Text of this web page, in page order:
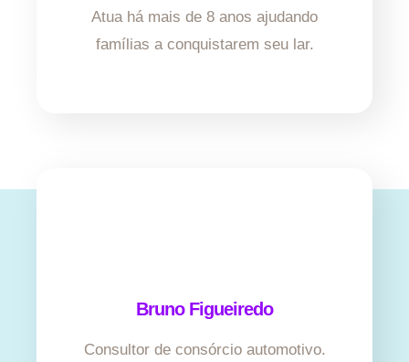
Atua há mais de 8 anos ajudando
famílias a conquistarem seu lar.
Bruno Figueiredo
Consultor de consórcio automotivo.